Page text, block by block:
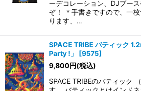
ーデコレーション、DJブー
ぞ！ ＊手書きですので、一
ります、…
SPACE TRIBE バティック
Party !」
[9575]
9,800円(税込)
SPACE TRIBEのバティック